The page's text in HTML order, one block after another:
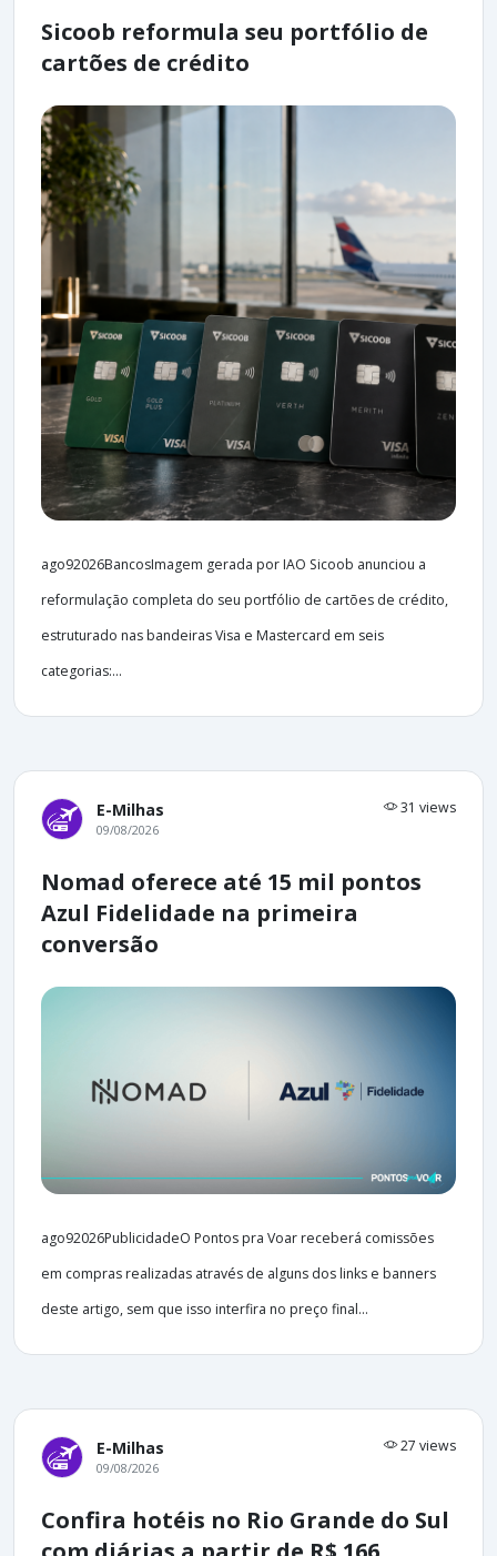
Sicoob reformula seu portfólio de
cartões de crédito
ago92026BancosImagem gerada por IAO Sicoob anunciou a
reformulação completa do seu portfólio de cartões de crédito,
estruturado nas bandeiras Visa e Mastercard em seis
categorias:...
E-Milhas 31 views
09/08/2026
Nomad oferece até 15 mil pontos
Azul Fidelidade na primeira
conversão
ago92026PublicidadeO Pontos pra Voar receberá comissões
em compras realizadas através de alguns dos links e banners
deste artigo, sem que isso interfira no preço final...
E-Milhas 27 views
09/08/2026
Confira hotéis no Rio Grande do Sul